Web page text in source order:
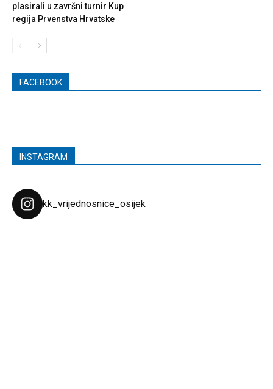
plasirali u završni turnir Kup
regija Prvenstva Hrvatske
FACEBOOK
INSTAGRAM
kk_vrijednosnice_osijek